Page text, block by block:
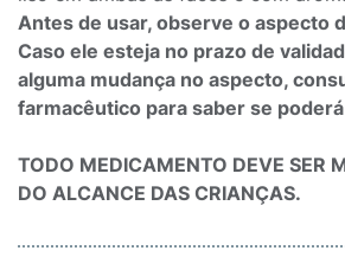
Antes de usar, observe o aspecto
Caso ele esteja no prazo de
alguma mudança no aspecto,
farmacêutico para saber se
TODO MEDICAMENTO DEVE SER
DO ALCANCE DAS CRIANÇAS.